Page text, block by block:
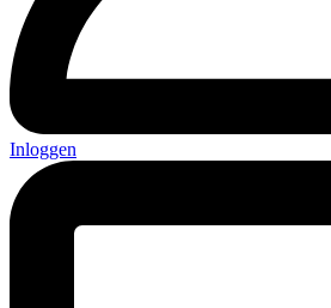
Inloggen